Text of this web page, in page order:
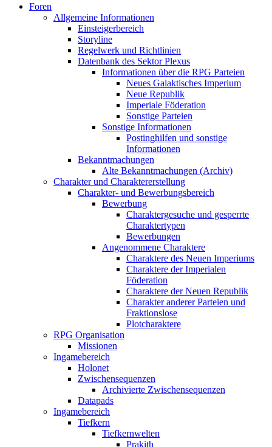
Foren
Allgemeine Informationen
Einsteigerbereich
Storyline
Regelwerk und Richtlinien
Datenbank des Sektor Plexus
Informationen über die RPG Parteien
Neues Galaktisches Imperium
Neue Republik
Imperiale Föderation
Sonstige Parteien
Sonstige Informationen
Postinghilfen und sonstige
Informationen
Bekanntmachungen
Alte Bekanntmachungen (Archiv)
Charakter und Charaktererstellung
Charakter- und Bewerbungsbereich
Bewerbung
Charaktergesuche und gesperrte
Charaktertypen
Bewerbungen
Angenommene Charaktere
Charaktere des Neuen Imperiums
Charaktere der Imperialen
Föderation
Charaktere der Neuen Republik
Charakter anderer Parteien und
Fraktionslose
Plotcharaktere
RPG Organisation
Missionen
Ingamebereich
Holonet
Zwischensequenzen
Archivierte Zwischensequenzen
Datapads
Ingamebereich
Tiefkern
Tiefkernwelten
Prakith